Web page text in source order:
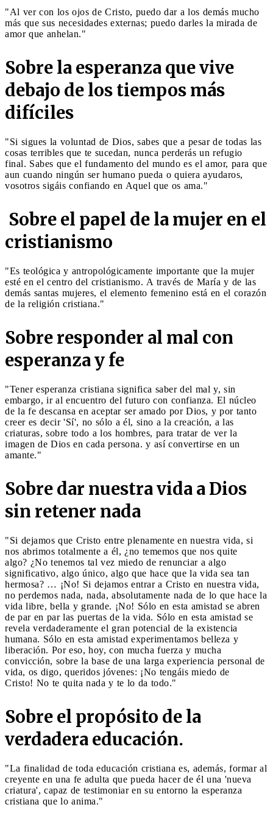
"Al ver con los ojos de Cristo, puedo dar a los demás mucho
más que sus necesidades externas; puedo darles la mirada de
amor que anhelan."
Sobre la esperanza que vive
debajo de los tiempos más
difíciles
"Si sigues la voluntad de Dios, sabes que a pesar de todas las
cosas terribles que te sucedan, nunca perderás un refugio
final. Sabes que el fundamento del mundo es el amor, para que
aun cuando ningún ser humano pueda o quiera ayudaros,
vosotros sigáis confiando en Aquel que os ama."
Sobre el papel de la mujer en el
cristianismo
"Es teológica y antropológicamente importante que la mujer
esté en el centro del cristianismo. A través de María y de las
demás santas mujeres, el elemento femenino está en el corazón
de la religión cristiana."
Sobre responder al mal con
esperanza y fe
"Tener esperanza cristiana significa saber del mal y, sin
embargo, ir al encuentro del futuro con confianza. El núcleo
de la fe descansa en aceptar ser amado por Dios, y por tanto
creer es decir 'Sí', no sólo a él, sino a la creación, a las
criaturas, sobre todo a los hombres, para tratar de ver la
imagen de Dios en cada persona. y así convertirse en un
amante."
Sobre dar nuestra vida a Dios
sin retener nada
"Si dejamos que Cristo entre plenamente en nuestra vida, si
nos abrimos totalmente a él, ¿no tememos que nos quite
algo? ¿No tenemos tal vez miedo de renunciar a algo
significativo, algo único, algo que hace que la vida sea tan
hermosa? … ¡No! Si dejamos entrar a Cristo en nuestra vida,
no perdemos nada, nada, absolutamente nada de lo que hace la
vida libre, bella y grande. ¡No! Sólo en esta amistad se abren
de par en par las puertas de la vida. Sólo en esta amistad se
revela verdaderamente el gran potencial de la existencia
humana. Sólo en esta amistad experimentamos belleza y
liberación. Por eso, hoy, con mucha fuerza y ​​mucha
convicción, sobre la base de una larga experiencia personal de
vida, os digo, queridos jóvenes: ¡No tengáis miedo de
Cristo! No te quita nada y te lo da todo."
Sobre el propósito de la
verdadera educación.
"La finalidad de toda educación cristiana es, además, formar al
creyente en una fe adulta que pueda hacer de él una 'nueva
criatura', capaz de testimoniar en su entorno la esperanza
cristiana que lo anima."